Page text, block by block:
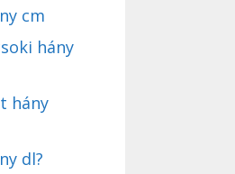
cm
hány
hány
dl?